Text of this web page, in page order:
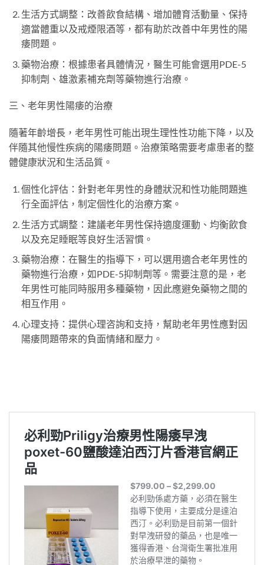
生活方式調整：改善飲食結構、增加體育活動量、保持
適當體重以及戒煙限酒等，都有助於改善中年男性的陽
痿問題。
藥物治療：根據患者具體情況，醫生可能會選用PDE-5
抑制劑、雄激素補充劑等藥物進行治療。
三、老年男性陽痿的治療
隨著年齡增長，老年男性可能出現生理性性功能下降，以及
伴隨其他慢性疾病的陽痿問題。治療策略需要考慮患者的整
體健康狀況和生活品質。
個性化評估：針對老年男性的身體狀況和性功能問題進
行全面評估，制定個性化的治療方案。
生活方式調整：建議老年男性保持適度運動、均衡飲食
以及充足睡眠等良好生活習慣。
藥物治療：在醫生的指導下，可以選用適合老年男性的
藥物進行治療，如PDE-5抑制劑等。需要注意的是，老
年男性可能同時服用多種藥物，因此應避免藥物之間的
相互作用。
心理支持：提供心理咨詢和支持，幫助老年男性應對因
陽痿問題帶來的負面情緒和壓力。